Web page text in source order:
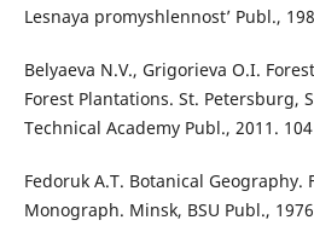
Lesnaya promyshlennost’ Publ.,
Belyaeva N.V., Grigorieva O.I.
Forest Plantations. St. Petersburg,
Technical Academy Publ., 2011.
Fedoruk A.T. Botanical Geography.
Monograph. Minsk, BSU Publ.,